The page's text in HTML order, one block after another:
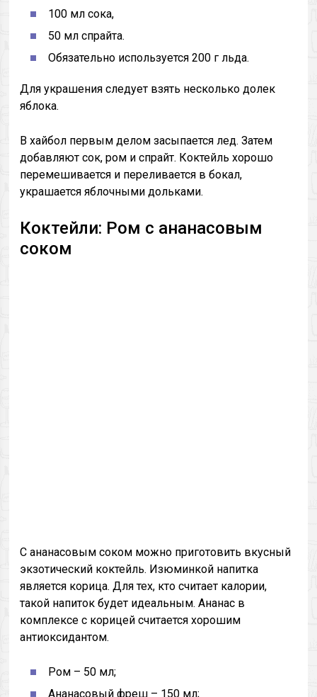
100 мл сока,
50 мл спрайта.
Обязательно используется 200 г льда.
Для украшения следует взять несколько долек
яблока.
В хайбол первым делом засыпается лед. Затем
добавляют сок, ром и спрайт. Коктейль хорошо
перемешивается и переливается в бокал,
украшается яблочными дольками.
Коктейли: Ром с ананасовым
соком
С ананасовым соком можно приготовить вкусный
экзотический коктейль. Изюминкой напитка
является корица. Для тех, кто считает калории,
такой напиток будет идеальным. Ананас в
комплексе с корицей считается хорошим
антиоксидантом.
Ром – 50 мл;
Ананасовый фреш – 150 мл;